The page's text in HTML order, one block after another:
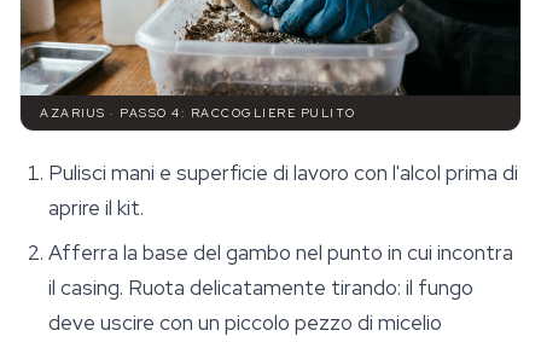
AZARIUS · PASSO 4: RACCOGLIERE PULITO
Pulisci mani e superficie di lavoro con l'alcol prima di
aprire il kit.
Afferra la base del gambo nel punto in cui incontra
il casing. Ruota delicatamente tirando: il fungo
deve uscire con un piccolo pezzo di micelio